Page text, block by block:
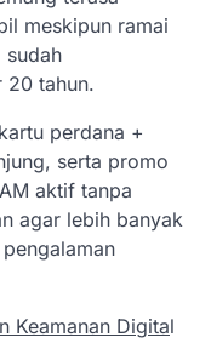
meskipun ramai
sudah
20 tahun.
perdana +
serta promo
aktif tanpa
agar lebih banyak
Keamanan Digital